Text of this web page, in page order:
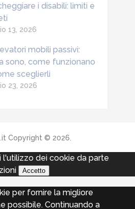
i disabili: limiti e
13, 2026
mobili passivi:
sono, come funzionano
sceglierli
23, 2026
Copyright © 2026.
dei cookie da parte
Accetto
per fornire la migliore
possibile. Continuando a